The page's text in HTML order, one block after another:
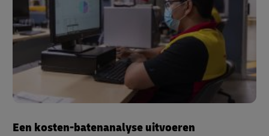
Een kosten-batenanalyse uitvoeren